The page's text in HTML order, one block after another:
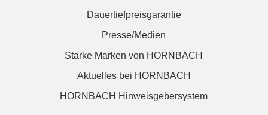
Dauertiefpreisgarantie
Presse/Medien
Starke Marken von HORNBACH
Aktuelles bei HORNBACH
HORNBACH Hinweisgebersystem